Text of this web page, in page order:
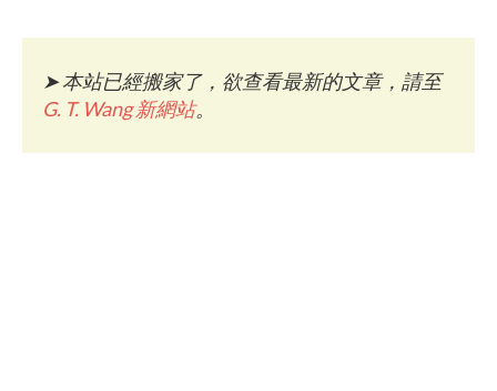
➤本站已經搬家了，欲查看最新的文章，請至
G. T. Wang 新網站。